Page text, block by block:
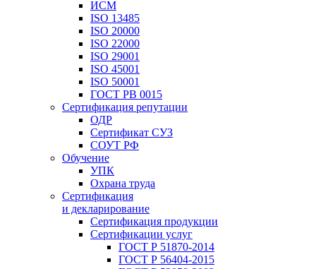
ИСМ
ISO 13485
ISO 20000
ISO 22000
ISO 29001
ISO 45001
ISO 50001
ГОСТ РВ 0015
Сертификация репутации
ОДР
Сертификат СУЗ
СОУТ РФ
Обучение
УПК
Охрана труда
Сертификация
и декларирование
Сертификация продукции
Сертификации услуг
ГОСТ Р 51870-2014
ГОСТ Р 56404-2015